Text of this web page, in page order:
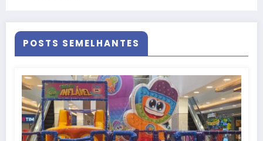
POSTS SEMELHANTES